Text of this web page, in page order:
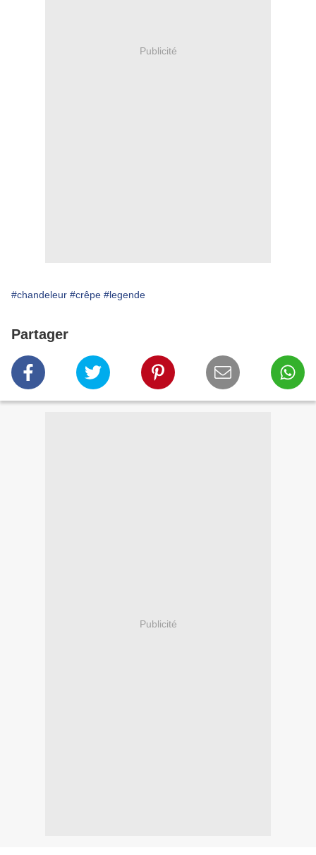
Publicité
#chandeleur #crêpe #legende
Partager
Publicité